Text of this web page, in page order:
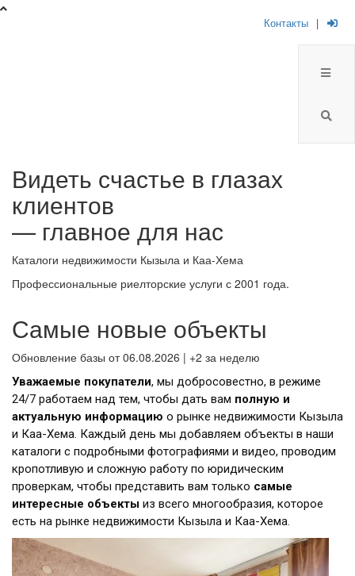
Контакты |
Брокер
Плюс
риелторская
компания
Видеть счастье в глазах
клиентов
— главное для нас
Каталоги недвижимости Кызыла и Каа-Хема
Профессиональные риелторские услуги с 2001 года.
Самые новые объекты
Обновление базы от 06.08.2026 | +2 за неделю
Уважаемые покупатели, мы добросовестно, в режиме
24/7 работаем над тем, чтобы дать вам полную и
актуальную информацию о рынке недвижимости Кызыла
и Каа-Хема. Каждый день мы добавляем объекты в наши
каталоги с подробными фотографиями и видео, проводим
кропотливую и сложную работу по юридическим
проверкам, чтобы представить вам только самые
интересные объекты из всего многообразия, которое
есть на рынке недвижимости Кызыла и Каа-Хема.